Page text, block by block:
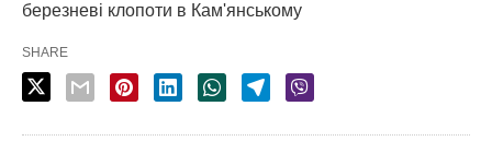
березневі клопоти в Кам'янському
SHARE